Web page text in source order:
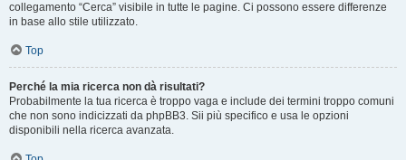
collegamento “Cerca” visibile in tutte le pagine. Ci possono essere differenze
in base allo stile utilizzato.
Top
Perché la mia ricerca non dà risultati?
Probabilmente la tua ricerca è troppo vaga e include dei termini troppo comuni
che non sono indicizzati da phpBB3. Sii più specifico e usa le opzioni
disponibili nella ricerca avanzata.